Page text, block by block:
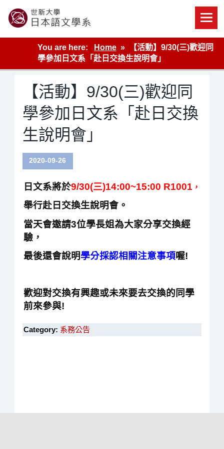
content
世新大學教學單位的網站
You are here:
Home
【活動】9/30(三)歡迎同
學參加日文系「赴日交換生說明會」
【活動】9/30(三)歡迎同
學參加日文系「赴日交換
生說明會」
2020-09-26
日文系將於9/30(三)14:00~15:00 R1001 ，
舉行赴日交換生說明會。
當天會邀請3位學長姐為大家分享交換經
驗，
最後還會說明學分採認相關注意事項喔!
歡迎對交換有興趣或未來要去交換的同學
前來參與!
Category: 系務公告